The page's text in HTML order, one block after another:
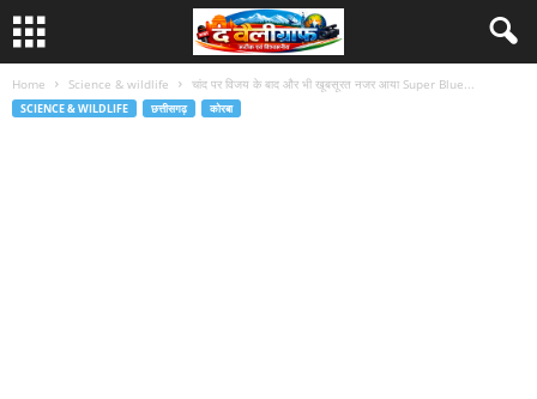
Home Science & wildlife चांद पर विजय के बाद और भी खूबसूरत नजर आया Super Blue...
SCIENCE & WILDLIFE छत्तीसगढ़ कोरबा